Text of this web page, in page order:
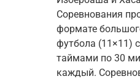
Соревнования
формате
футбола (11×11)
таймами по 30
каждый.